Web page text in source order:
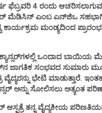
ಫೆಬ್ರವರಿ 4 ರಂದು ಆಚರಿಸಲಾಗುವ
ಮೆಡಿಸಿನ್ ಎಂಬ ಎನ್‌ಜಿಒ
ಮಂಡ್ಯದಿಂದ
ಕ್ಯಾನ್ಸರ್‌ಗಳಲ್ಲಿ ಒಂದಾದ ಬಾಯಿಯ
ಜಾಗತಿಕ ಸಂಭವದ ಸುಮಾರು
ಭೇಟಿ ಮಾಡುತ್ತಾರೆ.
ಅನ್ನು ಸೋಲಿಸಲು ಅತ್ಯಂತ
ತನ್ನ ವೈದ್ಯಕೀಯ